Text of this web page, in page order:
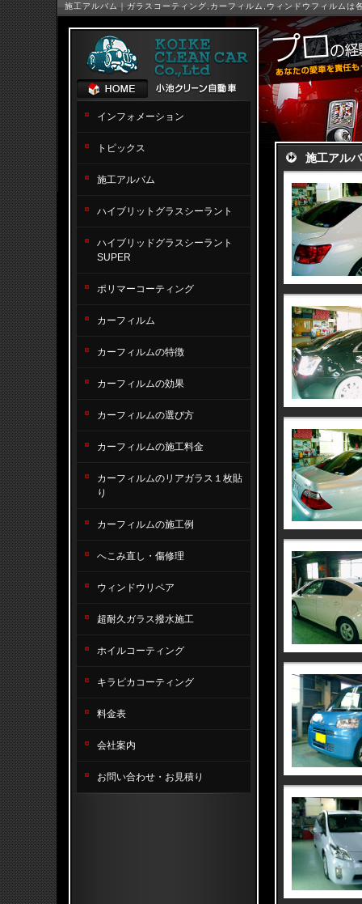
施工アルバム｜ガラスコーティング,カーフィルム,ウィンドウフィルムは
インフォメーション
トピックス
施工アルバム
ハイブリットグラスシーラント
ハイブリッドグラスシーラント
SUPER
ポリマーコーティング
カーフィルム
カーフィルムの特徴
カーフィルムの効果
カーフィルムの選び方
カーフィルムの施工料金
カーフィルムのリアガラス１枚貼
り
カーフィルムの施工例
へこみ直し・傷修理
ウィンドウリペア
超耐久ガラス撥水施工
ホイルコーティング
キラピカコーティング
料金表
会社案内
お問い合わせ・お見積り
施工アル